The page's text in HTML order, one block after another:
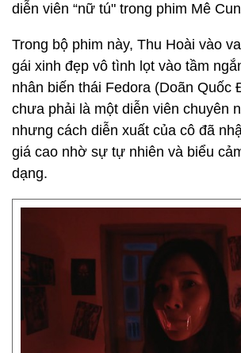
diễn viên “nữ tú" trong phim Mê
Trong bộ phim này, Thu Hoài vào
gái xinh đẹp vô tình lọt vào tầm
nhân biến thái Fedora (Doãn Quốc
chưa phải là một diễn viên chuyên
nhưng cách diễn xuất của cô đã
giá cao nhờ sự tự nhiên và biểu
dạng.